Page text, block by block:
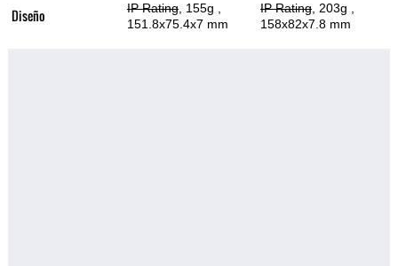
Diseño IP Rating, 155g
151.8x75.4x7 mm
IP Rating, 203g
158x82x7.8 mm